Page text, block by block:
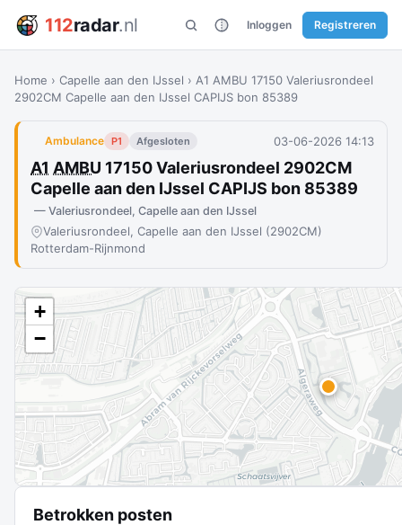
112radar.nl Inloggen Registreren
Home › Capelle aan den IJssel › A1 AMBU 17150 Valeriusrondeel
2902CM Capelle aan den IJssel CAPIJS bon 85389
Ambulance P1 Afgesloten 03-06-2026 14:13
A1 AMBU 17150 Valeriusrondeel 2902CM
Capelle aan den IJssel CAPIJS bon 85389
— Valeriusrondeel, Capelle aan den IJssel
Valeriusrondeel, Capelle aan den IJssel (2902CM)
Rotterdam-Rijnmond
+
−
Betrokken posten